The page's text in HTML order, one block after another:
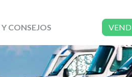
Y CONSEJOS